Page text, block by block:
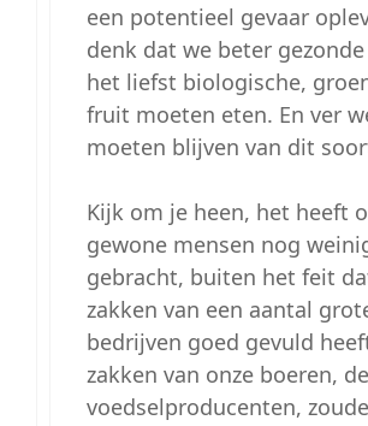
een potentieel gevaar
denk dat we beter gezonde
het liefst biologische,
fruit moeten eten. En ver
moeten blijven van dit
Kijk om je heen, het heeft
gewone mensen nog
gebracht, buiten het feit
zakken van een aantal
bedrijven goed gevuld
zakken van onze boeren,
voedselproducenten,